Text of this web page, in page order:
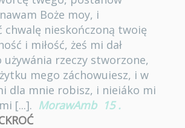
Boże moy, i
chwalę nieskończoną twoię
i miłość, żeś mi dał
rzeczy stworzone,
mego záchowuiesz, i w
dla mnie robisz, i nieiáko mi
[...]. MorawAmb 15 .